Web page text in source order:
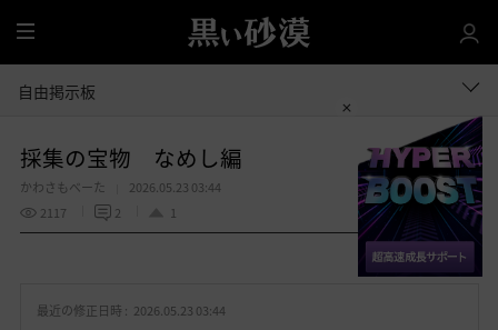
全
体
自由掲示板
採集の宝物 なめし編
かわさもべーた
2026.05.23 03:44
2117
2 1
お 共有する
最近の修正日時 : 2026.05.23 03:44